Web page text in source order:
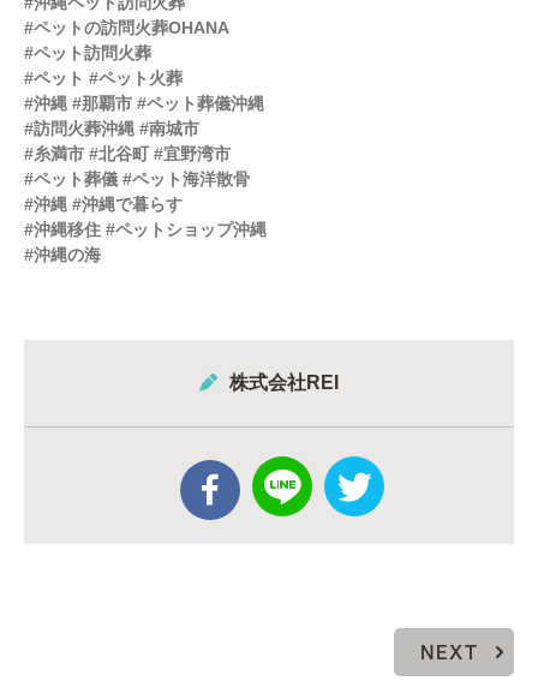
#ペットの訪問火葬OHANA
#ペット訪問火葬
#ペット #ペット火葬
#沖縄 #那覇市 #ペット葬儀沖縄
#訪問火葬沖縄 #南城市
#糸満市 #北谷町 #宜野湾市
#ペット葬儀 #ペット海洋散骨
#沖縄 #沖縄で暮らす
#沖縄移住 #ペットショップ沖縄
#沖縄の海
株式会社REI
NEXT